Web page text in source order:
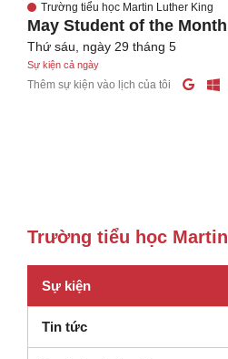
Trường tiểu học Martin Luther King
May Student of the
Thứ sáu, ngày 29 tháng 5
Sự kiện cả ngày
Thêm sự kiện vào lịch của tôi
Trường tiểu học
Sự kiện
Tin tức